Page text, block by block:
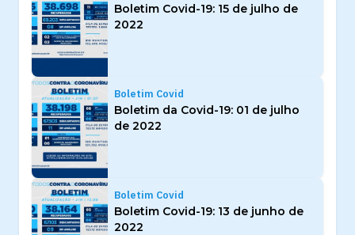
Boletim Covid-19: 15 de julho de
2022
Boletim Covid
Boletim da Covid-19: 01 de julho
de 2022
Boletim Covid
Boletim Covid-19: 13 de junho de
2022